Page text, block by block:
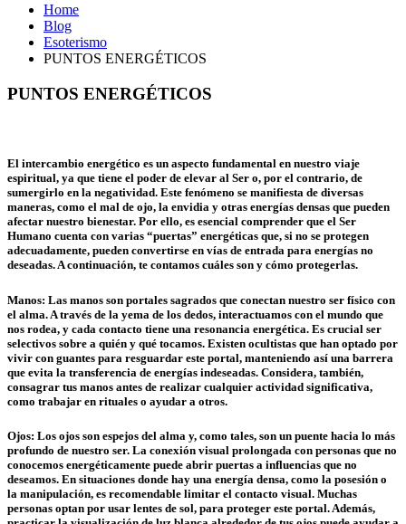
Home
Blog
Esoterismo
PUNTOS ENERGÉTICOS
PUNTOS ENERGÉTICOS
El intercambio energético es un aspecto fundamental en nuestro viaje
espiritual, ya que tiene el poder de elevar al Ser o, por el contrario, de
sumergirlo en la negatividad. Este fenómeno se manifiesta de diversas
maneras, como el mal de ojo, la envidia y otras energías densas que pueden
afectar nuestro bienestar. Por ello, es esencial comprender que el Ser
Humano cuenta con varias “puertas” energéticas que, si no se protegen
adecuadamente, pueden convertirse en vías de entrada para energías no
deseadas. A continuación, te contamos cuáles son y cómo protegerlas.
Manos: Las manos son portales sagrados que conectan nuestro ser físico con
el alma. A través de la yema de los dedos, interactuamos con el mundo que
nos rodea, y cada contacto tiene una resonancia energética. Es crucial ser
selectivos sobre a quién y qué tocamos. Existen ocultistas que han optado por
vivir con guantes para resguardar este portal, manteniendo así una barrera
que evita la transferencia de energías indeseadas. Considera, también,
consagrar tus manos antes de realizar cualquier actividad significativa,
como trabajar en rituales o ayudar a otros.
Ojos: Los ojos son espejos del alma y, como tales, son un puente hacia lo más
profundo de nuestro ser. La conexión visual prolongada con personas que no
conocemos energéticamente puede abrir puertas a influencias que no
deseamos. En situaciones donde hay una energía densa, como la posesión o
la manipulación, es recomendable limitar el contacto visual. Muchas
personas optan por usar lentes de sol, para proteger este portal. Además,